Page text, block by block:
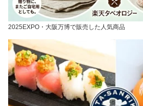
2025EXPO・大阪万博で販売した人気商品